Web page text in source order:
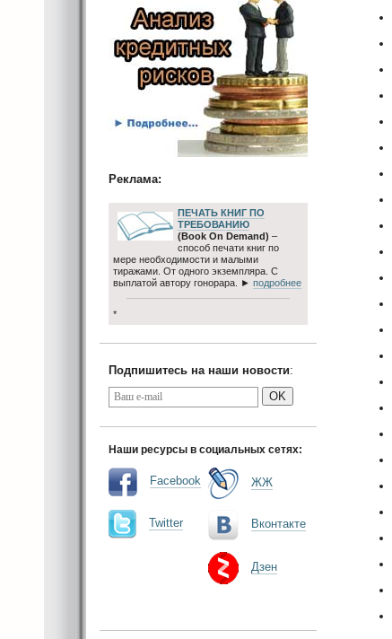
Реклама:
ПЕЧАТЬ КНИГ ПО
ТРЕБОВАНИЮ
(Book On Demand) –
способ печати книг по
мере необходимости и малыми
тиражами. От одного экземпляра. С
выплатой автору гонорара. ► подробнее
*
Подпишитесь на наши новости:
OK
Наши ресурсы в социальных сетях:
Facebook
Twitter
ЖЖ
Вконтакте
Дзен